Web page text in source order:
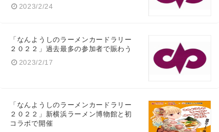
2023/2/24
「なんようしのラーメンカードラリー
２０２２」過去最多の参加者で賑わう
2023/2/17
「なんようしのラーメンカードラリー
２０２２」新横浜ラーメン博物館と初
コラボで開催